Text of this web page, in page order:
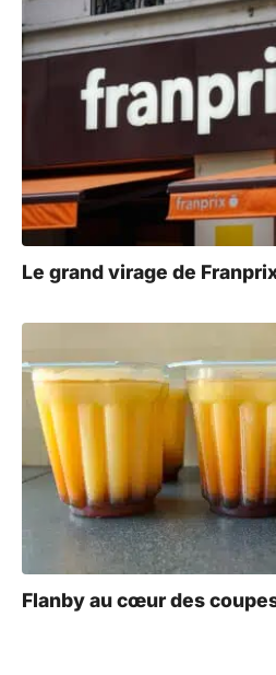
Le grand virage de
Flanby au cœur des